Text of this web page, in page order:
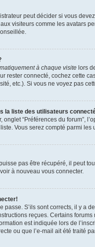
peut décider si vous
visiteurs comme les avatars
à chaque visite lors
rester connecté, cochez cette
etc.). Si vous ne voyez pas
la liste des utilisateurs
“Préférences du forum”,
Vous serez compté parmi les
pas être récupéré, il peut
à nouveau vous connecter.
passe. S’ils sont corrects, il y
reçues. Certains
est indiquée lors de
ou que l’e-mail ait été traité